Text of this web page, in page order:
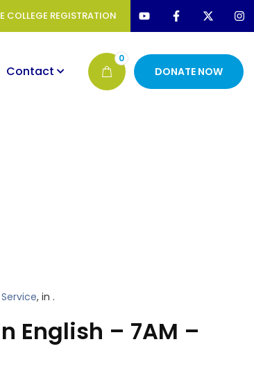
COLLEGE REGISTRATION
Contact
0
DONATE NOW
, in .
English – 7AM –